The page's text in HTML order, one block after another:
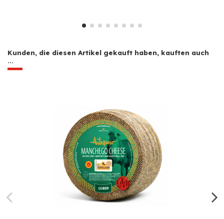
Kunden, die diesen Artikel gekauft haben, kauften auch
...